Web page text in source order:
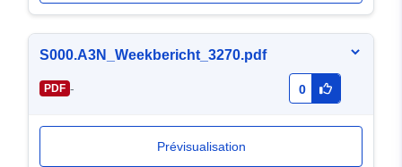
S000.A3N_Weekbericht_3270.pdf
PDF - 0
Prévisualisation